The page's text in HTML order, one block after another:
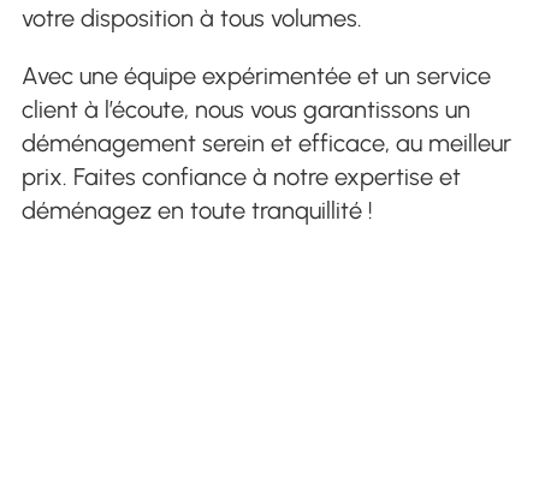
votre disposition à tous volumes.
Avec une équipe expérimentée et un service
client à l’écoute, nous vous garantissons un
déménagement serein et efficace, au meilleur
prix. Faites confiance à notre expertise et
déménagez en toute tranquillité !